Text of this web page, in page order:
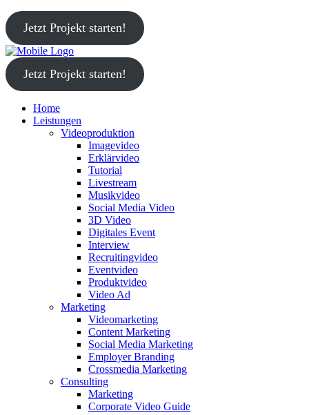
Jetzt Projekt starten!
Jetzt Projekt starten!
Home
Leistungen
Videoproduktion
Imagevideo
Erklärvideo
Tutorial
Livestream
Musikvideo
Social Media Video
3D Video
Digitales Event
Interview
Recruitingvideo
Eventvideo
Produktvideo
Video Ad
Marketing
Videomarketing
Content Marketing
Social Media Marketing
Employer Branding
Crossmedia Marketing
Consulting
Marketing
Corporate Video Guide